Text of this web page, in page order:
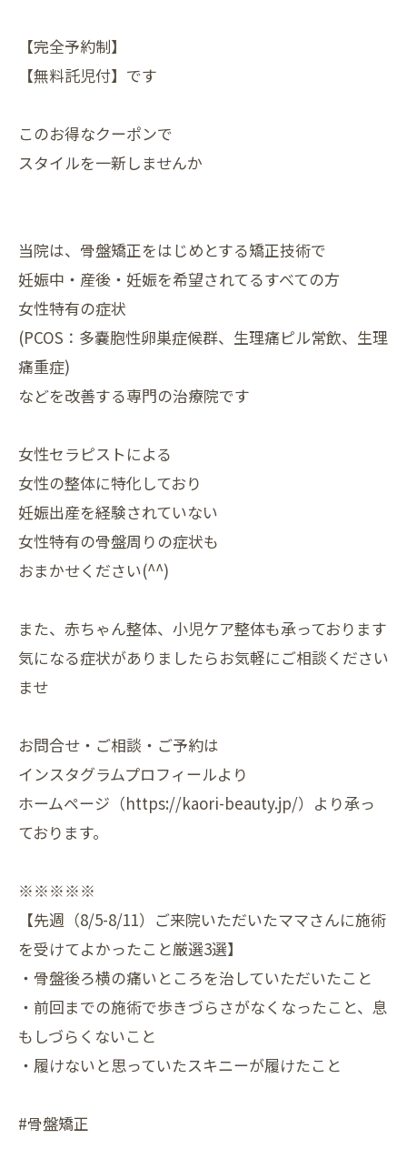
【完全予約制】
【無料託児付】です
このお得なクーポンで
スタイルを一新しませんか
当院は、骨盤矯正をはじめとする矯正技術で
妊娠中・産後・⁡妊娠を希望されてるすべての方
女性特有の症状
(PCOS：多嚢胞性卵巣症候群、生理痛ピル常飲、生理
痛重症)
などを改善する専門の治療院です
女性セラピストによる
女性の整体に特化しており
妊娠出産を経験されていない
女性特有の骨盤周りの症状も
おまかせください(^^)
また、赤ちゃん整体、小児ケア整体も承っております
気になる症状がありましたらお気軽にご相談ください
ませ
お問合せ・ご相談・ご予約は
インスタグラムプロフィールより
ホームページ（https://kaori-beauty.jp/）より承っ
ております。
※※※※※
【先週（8/5-8/11）ご来院いただいたママさんに施術
を受けてよかったこと厳選3選】
・骨盤後ろ横の痛いところを治していただいたこと
・前回までの施術で歩きづらさがなくなったこと、息
もしづらくないこと
・履けないと思っていたスキニーが履けたこと
#骨盤矯正